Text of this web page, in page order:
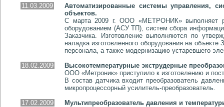
11.03.2009
Автоматизированные системы управления,
объектов.
С марта 2009 г. ООО «МЕТРОНИК» выполняет
оборудованием (АСУ ТП), систем сбора
Заказчика. Изготовление выполняются по
наладка изготовленного оборудования на
персонала, а также модернизацию устаревшего
18.02.2009
Высокотемпературные экструдерные
ООО «Метроник» приступило к изготовлению и
В состав датчика входит преобразователь
микропроцессорный усилитель-преобразователь.
17.02.2009
Мультипреобразователь давления и